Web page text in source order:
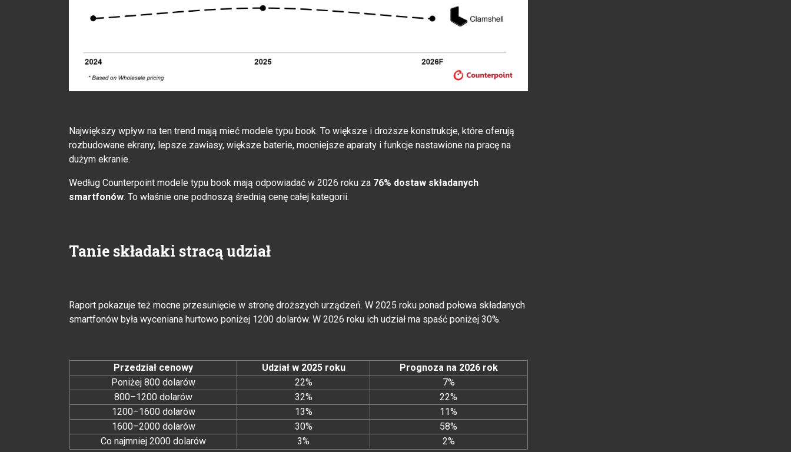
Największy wpływ na ten trend mają mieć modele typu book. To większe i droższe konstrukcje, które oferują
rozbudowane ekrany, lepsze zawiasy, większe baterie, mocniejsze aparaty i funkcje nastawione na pracę na
dużym ekranie.
Według Counterpoint modele typu book mają odpowiadać w 2026 roku za 76% dostaw składanych
smartfonów. To właśnie one podnoszą średnią cenę całej kategorii.
Tanie składaki stracą udział
Raport pokazuje też mocne przesunięcie w stronę droższych urządzeń. W 2025 roku ponad połowa składanych
smartfonów była wyceniana hurtowo poniżej 1200 dolarów. W 2026 roku ich udział ma spaść poniżej 30%.
Przedział cenowy Udział w 2025 roku
Prognoza na 2026 rok
Poniżej 800 dolarów
22%
7%
800–1200 dolarów
32%
22%
1200–1600 dolarów
13%
11%
1600–2000 dolarów
30%
58%
Co najmniej 2000 dolarów
3% 2%